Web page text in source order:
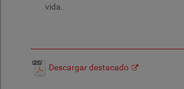
vida.
Descargar destacado